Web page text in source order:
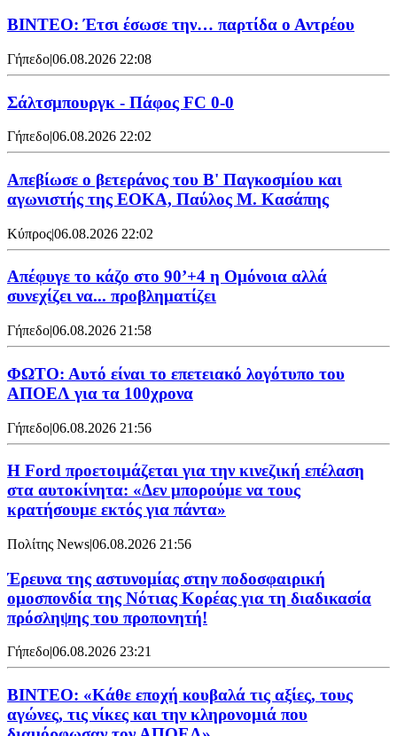
ΒΙΝΤΕΟ: Έτσι έσωσε την… παρτίδα ο Αντρέου
Γήπεδο|06.08.2026 22:08
Σάλτσμπουργκ - Πάφος FC 0-0
Γήπεδο|06.08.2026 22:02
Απεβίωσε ο βετεράνος του Β' Παγκοσμίου και
αγωνιστής της ΕΟΚΑ, Παύλος Μ. Κασάπης
Κύπρος|06.08.2026 22:02
Απέφυγε το κάζο στο 90’+4 η Ομόνοια αλλά
συνεχίζει να... προβληματίζει
Γήπεδο|06.08.2026 21:58
ΦΩΤΟ: Αυτό είναι το επετειακό λογότυπο του
ΑΠΟΕΛ για τα 100χρονα
Γήπεδο|06.08.2026 21:56
Η Ford προετοιμάζεται για την κινεζική επέλαση
στα αυτοκίνητα: «Δεν μπορούμε να τους
κρατήσουμε εκτός για πάντα»
Πολίτης News|06.08.2026 21:56
Έρευνα της αστυνομίας στην ποδοσφαιρική
ομοσπονδία της Νότιας Κορέας για τη διαδικασία
πρόσληψης του προπονητή!
Γήπεδο|06.08.2026 23:21
ΒΙΝΤΕΟ: «Κάθε εποχή κουβαλά τις αξίες, τους
αγώνες, τις νίκες και την κληρονομιά που